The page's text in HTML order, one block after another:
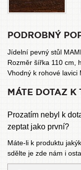
PODROBNÝ
Jídelní pevný stůl
Rozměr šířka 110 cm,
Vhodný k rohové lavici
MÁTE DOTAZ K
Prozatím nebyl k
zeptat jako první?
Máte-li k produktu
sdělte je zde nám i